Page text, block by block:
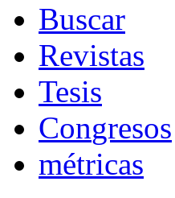
Buscar
Revistas
Tesis
Congresos
métricas